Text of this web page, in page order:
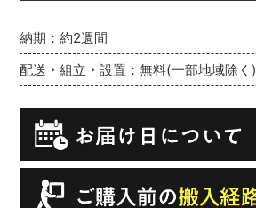
納期：約2週間
配送・組立・設置：無料(一部地域除く)